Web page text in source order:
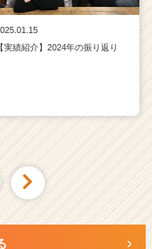
【実績紹介】2024年の振り返り